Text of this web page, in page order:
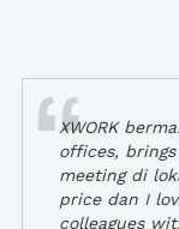
XWORK
offices,
meeting di
price dan I
colleagues